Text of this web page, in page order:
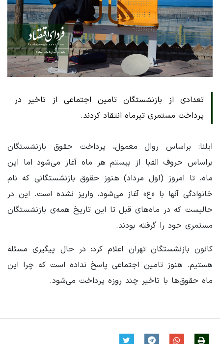
تعدادی از بازنشستگان تامین اجتماعی از تاخیر در
پرداخت مستمری تیرماه انتقاد کردند.
ایلنا: براساس روال معمول، پرداخت حقوق بازنشستگان
براساس حروف الفبا از بیستم هر ماه آغاز می‌شود اما این
ماه، تا امروز (اول مرداد) هنوز حقوق بازنشستگانی که نام
خانوادگی آنها با «ع» آغاز می‌شود، واریز نشده است. این در
حالیست که در ماه‌های قبل تا این تاریخ همه‌ی بازنشستگان
مستمری خود را گرفته بودند.
کانون بازنشستگان تهران اعلام کرد: در حال پیگیری مسئله
هستیم. هنوز تامین اجتماعی پاسخ نداده است که چرا این
ماه حقوق‌ها با تاخیر چند روزه پرداخت می‌شود.